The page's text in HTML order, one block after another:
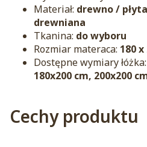
Materiał: drewno /
drewniana
Tkanina: do wyboru
Rozmiar materaca: 180 x
Dostępne wymiary łóżka:
180x200 cm, 200x200
Cechy produktu